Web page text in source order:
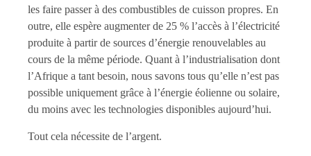
les faire passer à des combustibles de cuisson propres. En
outre, elle espère augmenter de 25 % l’accès à l’électricité
produite à partir de sources d’énergie renouvelables au
cours de la même période. Quant à l’industrialisation dont
l’Afrique a tant besoin, nous savons tous qu’elle n’est pas
possible uniquement grâce à l’énergie éolienne ou solaire,
du moins avec les technologies disponibles aujourd’hui.
Tout cela nécessite de l’argent.